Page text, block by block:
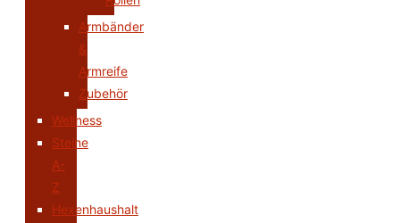
Armbänder
&
Armreife
Zubehör
Wellness
Steine
A-
Z
Hexenhaushalt